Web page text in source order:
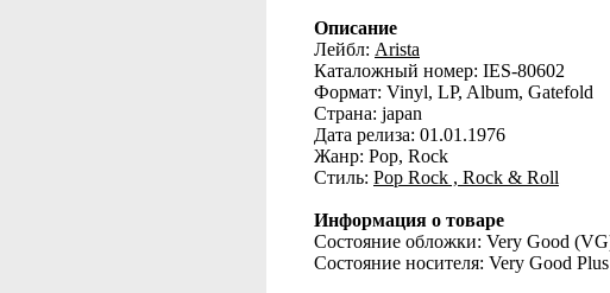
Описание
Лейбл: Arista
Каталожный номер: IES-80602
Формат: Vinyl, LP, Album, Gatefold
Страна: japan
Дата релиза: 01.01.1976
Жанр: Pop, Rock
Стиль: Pop Rock , Rock & Roll
Информация о товаре
Состояние обложки: Very Good
Состояние носителя: Very Good